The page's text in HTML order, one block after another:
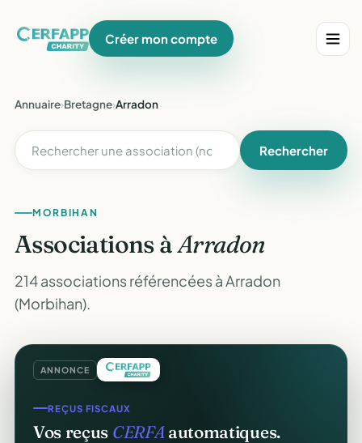
Créer mon compte
Annuaire›Bretagne›Arradon
Rechercher
MORBIHAN
Associations àArradon
214 associations référencées à Arradon
(Morbihan).
ANNONCE
REÇUS FISCAUX
Vos reçus CERFAautomatiques.